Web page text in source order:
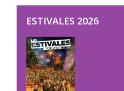
ESTIVALES 2026